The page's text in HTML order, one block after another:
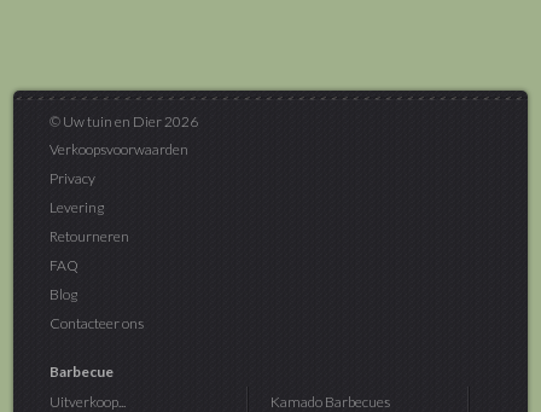
© Uw tuin en Dier 2026
Verkoopsvoorwaarden
Privacy
Levering
Retourneren
FAQ
Blog
Contacteer ons
Barbecue
Uitverkoop...
Kamado Barbecues